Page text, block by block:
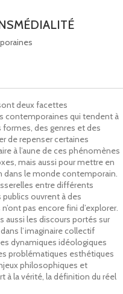
deux facettes
contemporaines qui tendent à
des genres et des
de repenser certaines
à l’aune de ces phénomènes
mais aussi pour mettre en
dans le monde contemporain.
entre différents
ouvrent à des
pas encore fini d’explorer.
aussi les discours portés sur
l’imaginaire collectif
dynamiques idéologiques
problématiques esthétiques
philosophiques et
à la vérité, la définition du réel